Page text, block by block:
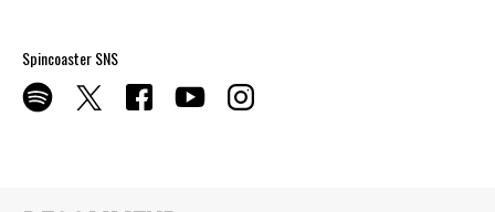
Spincoaster SNS